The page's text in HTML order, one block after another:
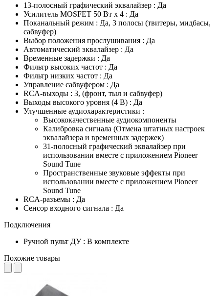
13-полосный графический эквалайзер : Да
Усилитель MOSFET 50 Вт x 4 : Да
Поканальный режим : Да, 3 полосы (твитеры, мидбасы,
сабвуфер)
Выбор положения прослушивания : Да
Автоматический эквалайзер : Да
Временные задержки : Да
Фильтр высоких частот : Да
Фильтр низких частот : Да
Управление сабвуфером : Да
RCA-выходы : 3, (фронт, тыл и сабвуфер)
Выходы высокого уровня (4 В) : Да
Улучшенные аудиохарактеристики :
Высококачественные аудиокомпоненты
Калибровка сигнала (Отмена штатных настроек
эквалайзера и временных задержек)
31-полосный графический эквалайзер при
использовании вместе с приложением Pioneer
Sound Tune
Пространственные звуковые эффекты при
использовании вместе с приложением Pioneer
Sound Tune
RCA-разъемы : Да
Сенсор входного сигнала : Да
Подключения
Ручной пульт ДУ : В комплекте
Похожие товары